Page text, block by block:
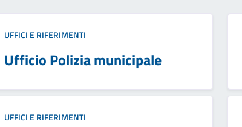
UFFICI E RIFERIMENTI
Ufficio Polizia municipale
UFFICI E RIFERIMENTI